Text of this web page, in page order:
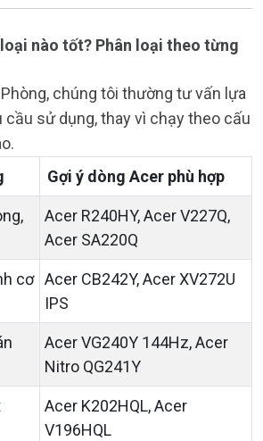
nào tốt? Phân loại theo từng
chúng tôi thường tư vấn lựa
cầu sử dụng, thay vì chạy theo cấu
Gợi ý dòng Acer phù hợp
Acer R240HY, Acer V227Q,
Acer SA220Q
cơ Acer CB242Y, Acer XV272U
IPS
Acer VG240Y 144Hz, Acer
Nitro QG241Y
Acer K202HQL, Acer
V196HQL